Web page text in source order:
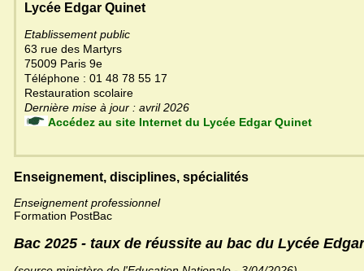
Lycée Edgar Quinet
Etablissement public
63 rue des Martyrs
75009 Paris 9e
Téléphone : 01 48 78 55 17
Restauration scolaire
Dernière mise à jour : avril 2026
Accédez au site Internet du Lycée Edgar Quinet
Enseignement, disciplines, spécialités
Enseignement professionnel
Formation PostBac
Bac 2025 - taux de réussite au bac du Lycée